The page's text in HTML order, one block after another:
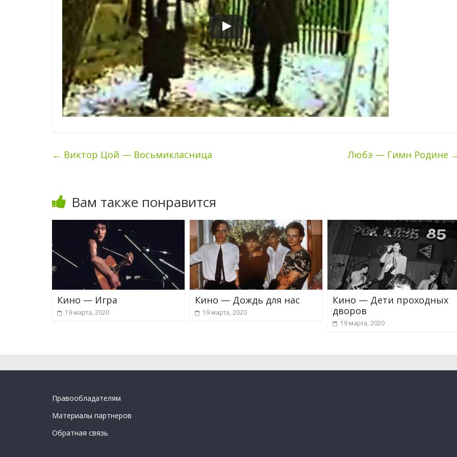
← Виктор Цой — Восьмикласница Любэ — Гимн Родине
Вам также понравится
Кино — Игра
19 марта, 2020
Кино — Дождь для нас
19 марта, 2020
Кино — Дети проходных
дворов
19 марта, 2020
Правообладателям
Материалы партнеров
Обратная связь